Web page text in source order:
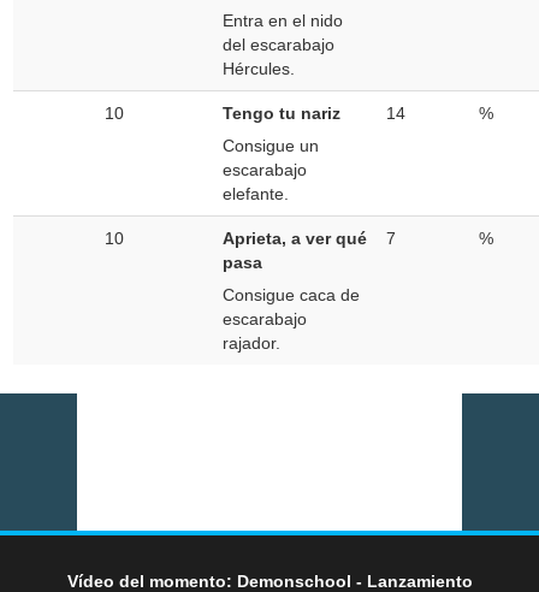
Entra en el nido
del escarabajo
Hércules.
10
Tengo tu nariz
Consigue un
escarabajo
elefante.
14 %
10
Aprieta, a ver qué
pasa
Consigue caca de
escarabajo
rajador.
7 %
Vídeo del momento: Demonschool - Lanzamiento